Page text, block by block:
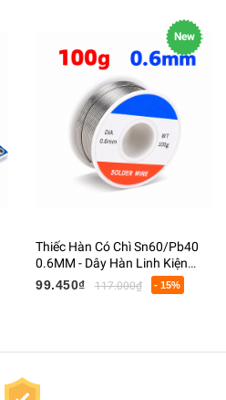
New
Thiếc Hàn Có Chì Sn60/Pb40
0.6MM - Dây Hàn Linh Kiện
Điện Tử Có Lõi Flux
99.450₫ 117.000₫ - 15%